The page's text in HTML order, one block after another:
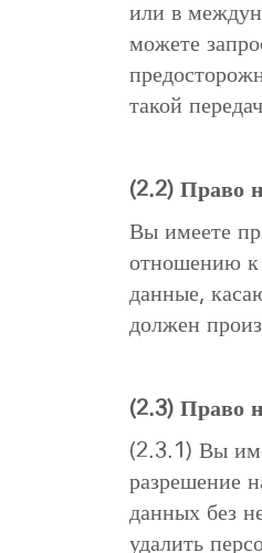
или в
можете
такой
(2.2) Право
Вы имеете
отношению к
данные,
должен
(2.3) Право
(2.3.1) Вы
разрешение
данных без
удалить